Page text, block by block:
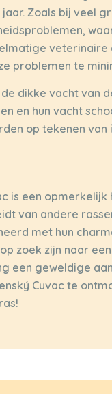
jaar. Zoals bij veel
veterinaire
problemen te
dikke vacht van
en hun vacht
op tekenen van
is een
van andere
met hun
zoek zijn naar
een geweldige
Cuvac te